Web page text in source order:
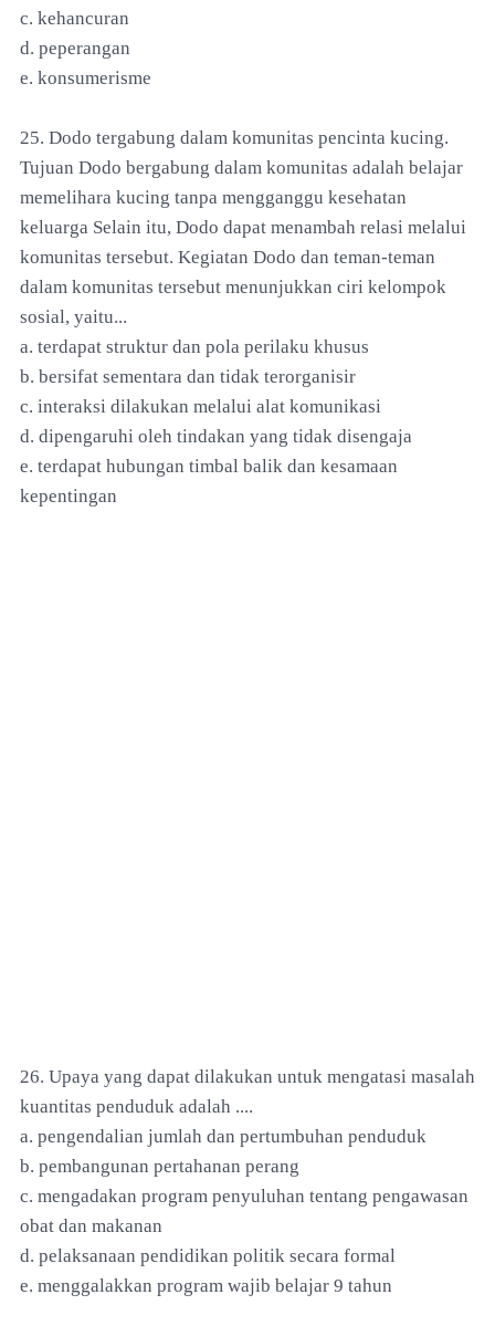
c. kehancuran
d. peperangan
e. konsumerisme
25. Dodo tergabung dalam komunitas pencinta kucing.
Tujuan Dodo bergabung dalam komunitas adalah belajar
memelihara kucing tanpa mengganggu kesehatan
keluarga Selain itu, Dodo dapat menambah relasi melalui
komunitas tersebut. Kegiatan Dodo dan teman-teman
dalam komunitas tersebut menunjukkan ciri kelompok
sosial, yaitu...
a. terdapat struktur dan pola perilaku khusus
b. bersifat sementara dan tidak terorganisir
c. interaksi dilakukan melalui alat komunikasi
d. dipengaruhi oleh tindakan yang tidak disengaja
e. terdapat hubungan timbal balik dan kesamaan
kepentingan
26. Upaya yang dapat dilakukan untuk mengatasi masalah
kuantitas penduduk adalah ....
a. pengendalian jumlah dan pertumbuhan penduduk
b. pembangunan pertahanan perang
c. mengadakan program penyuluhan tentang pengawasan
obat dan makanan
d. pelaksanaan pendidikan politik secara formal
e. menggalakkan program wajib belajar 9 tahun